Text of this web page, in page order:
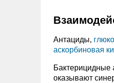
Антациды,
аскорбиновая
Бактерицидные
оказывают